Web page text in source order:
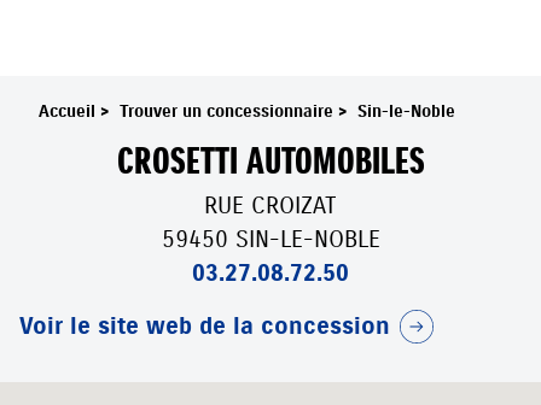
Accueil > Trouver un concessionnaire > Sin-le-Noble
CROSETTI AUTOMOBILES
RUE CROIZAT
59450 SIN-LE-NOBLE
03.27.08.72.50
Voir le site web de la concession